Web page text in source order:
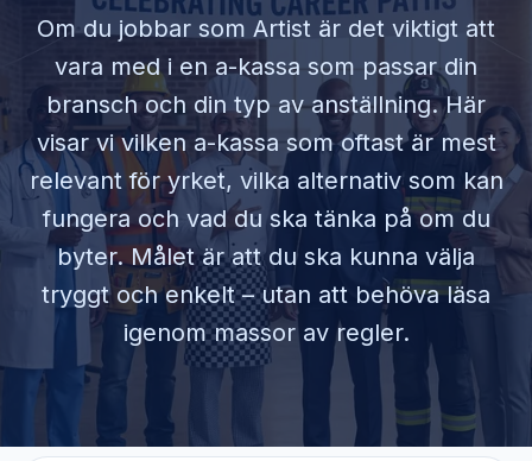
Om du jobbar som Artist är det viktigt att
vara med i en a-kassa som passar din
bransch och din typ av anställning. Här
visar vi vilken a-kassa som oftast är mest
relevant för yrket, vilka alternativ som kan
fungera och vad du ska tänka på om du
byter. Målet är att du ska kunna välja
tryggt och enkelt – utan att behöva läsa
igenom massor av regler.